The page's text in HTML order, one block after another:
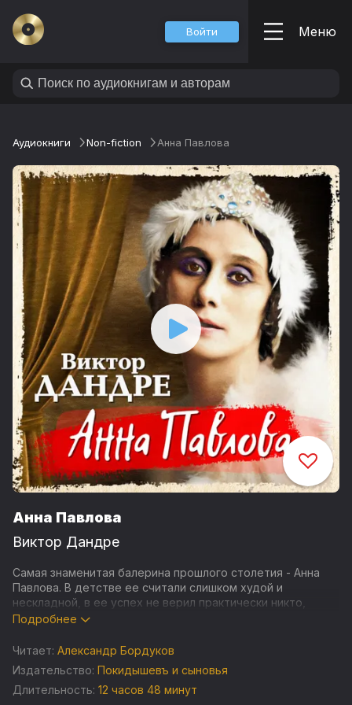
Войти Меню
Аудиокниги Non-fiction Анна Павлова
Анна Павлова
Виктор Дандре
Самая знаменитая балерина прошлого столетия - Анна
Павлова. В детстве ее считали слишком худой и
нескладной, в ее успех не верил практически никто,
никто, кроме самой Анны Павловой. Оказавшись однажды
буквально «заболела» танцами. С мечтами о них она
танцевать и непременно лучше всех. Ей удалось
уговорить мать отдать ее в балетную школу. Так
Подробнее
Читает: Александр Бордуков
Издательство: Покидышевъ и сыновья
Длительность: 12 часов 48 минут